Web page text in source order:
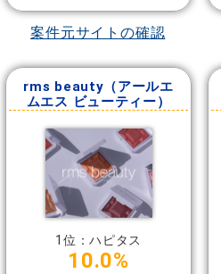
案件元サイトの確認
rms beauty（アールエ
ムエス ビューティー）
1位：ハピタス
10.0%